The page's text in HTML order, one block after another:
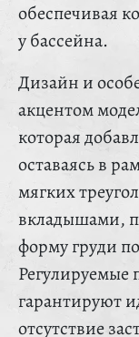
обеспечивая
у бассейна.
Дизайн и
акцентом
которая
оставаясь в
мягких
вкладышами,
форму груди
гарантируют
отсутствие